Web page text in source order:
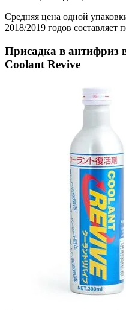
Средняя цена одной
2018/2019 годов составляет
Присадка в антифриз
Coolant Revive